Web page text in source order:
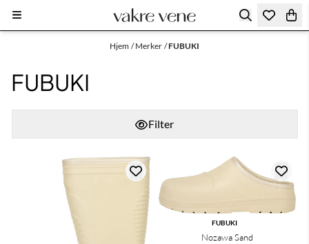
Hopp til innhold
Hjem /Merker /FUBUKI
FUBUKI
Filter
FUBUKI
Nozawa Sand